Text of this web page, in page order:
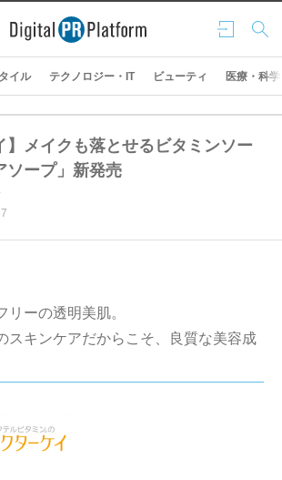
ログ
イン
検索
イル テクノロジー・IT ビューティ 医療・科学
】メイクも落とせるビタミンソー
ソープ」新発売
リーの透明美肌。
スキンケアだからこそ、良質な美容成